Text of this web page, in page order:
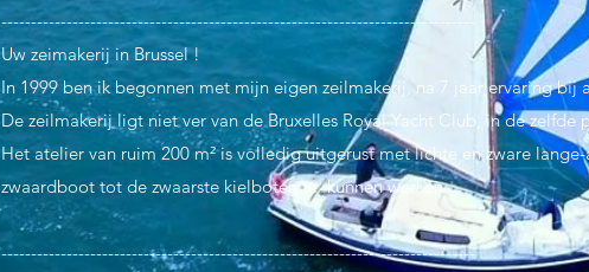
--------------------------------------------------------------------------------
Uw zeimakerij in Brussel !
In 1999 ben ik begonnen met mijn eigen zeilmakerij, na 7 jaar ervaring bij
De zeilmakerij ligt niet ver van de Bruxelles Royal Yacht Club, in de zelfde
Het atelier van ruim 200 m² is volledig uitgerust met lichte en zware
zwaardboot tot de zwaarste kielboten te kunnen werken.
--------------------------------------------------------------------------------